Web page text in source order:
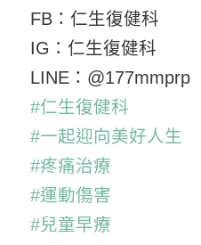
FB：仁生復健科
IG：仁生復健科
LINE：@177mmprp
#仁生復健科
#一起迎向美好人生
#疼痛治療
#運動傷害
#兒童早療